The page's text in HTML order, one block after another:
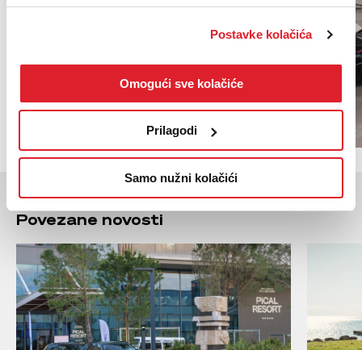
Postavke kolačića
Omogući sve kolačiće
Prilagodi
Samo nužni kolačići
Povezane novosti